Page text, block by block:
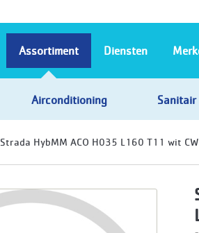
Assortiment
Airconditioning Sanitair
Diensten
Strada HybMM ACO H035 L160 T11 wit